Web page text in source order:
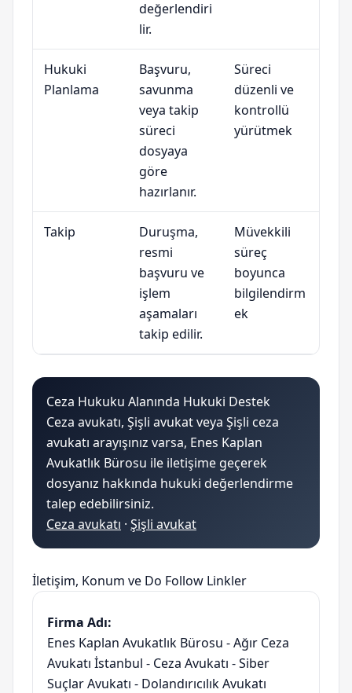
değerlendiri
lir.
Hukuki
Planlama
Başvuru,
savunma
veya takip
süreci
dosyaya
göre
hazırlanır.
Süreci
düzenli ve
kontrollü
yürütmek
Takip
Duruşma,
resmi
başvuru ve
işlem
aşamaları
takip edilir.
Müvekkili
süreç
boyunca
bilgilendirm
ek
Ceza Hukuku Alanında Hukuki Destek
Ceza avukatı, Şişli avukat veya Şişli ceza
avukatı arayışınız varsa, Enes Kaplan
Avukatlık Bürosu ile iletişime geçerek
dosyanız hakkında hukuki değerlendirme
talep edebilirsiniz.
Ceza avukatı · Şişli avukat
İletişim, Konum ve Do Follow Linkler
Firma Adı:
Enes Kaplan Avukatlık Bürosu - Ağır Ceza
Avukatı İstanbul - Ceza Avukatı - Siber
Suçlar Avukatı - Dolandırıcılık Avukatı